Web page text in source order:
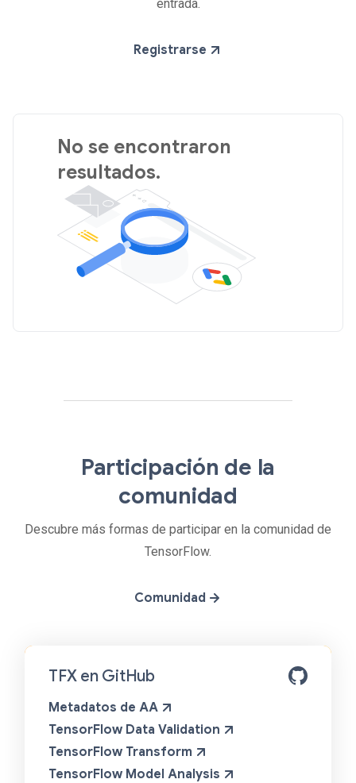
entrada.
Registrarse
No se encontraron
resultados.
Participación de la
comunidad
Descubre más formas de participar en la comunidad de
TensorFlow.
Comunidad
TFX en GitHub
Metadatos de AA
TensorFlow Data Validation
TensorFlow Transform
TensorFlow Model Analysis